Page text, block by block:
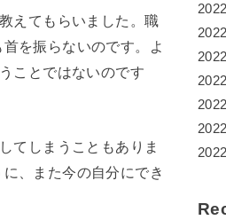
えてもらいました。職
を振らないのです。よ
ことではないのです
てしまうこともありま
、また今の自分にでき